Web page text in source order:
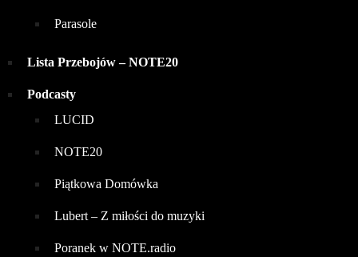
Parasole
Lista Przebojów – NOTE20
Podcasty
LUCID
NOTE20
Piątkowa Domówka
Lubert – Z miłości do muzyki
Poranek w NOTE.radio